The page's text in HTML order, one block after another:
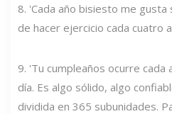
8. 'Cada año bisiesto me gusta
de hacer ejercicio cada cuatro
9. 'Tu cumpleaños ocurre
día. Es algo sólido, algo
dividida en 365 subunidades.